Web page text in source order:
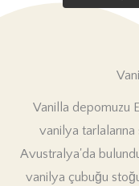
Vanilla depomuzu
vanilya
Avustralya'da
vanilya çubuğu